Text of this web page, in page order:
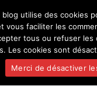
BLOG DE
donc je ne suis
blog utilise des cookies
vous faciliter les
tous ou refuser les
Les cookies sont
Merci de désactiver